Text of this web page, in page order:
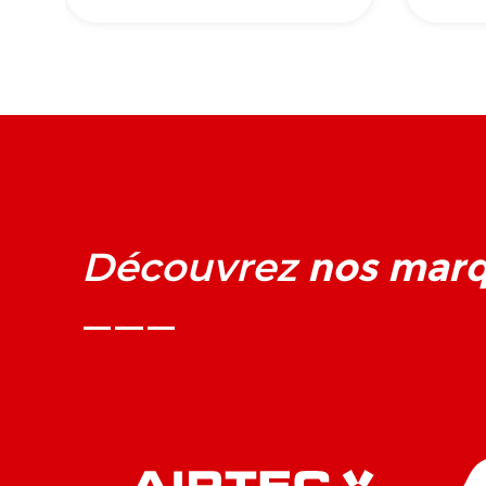
Découvrez nos